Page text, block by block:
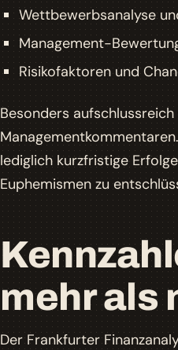
Wettbewerbsanalyse
Management-
Risikofaktoren und
Besonders
lediglich kurzfristige
Euphemismen zu
mehr als
Der Frankfurter